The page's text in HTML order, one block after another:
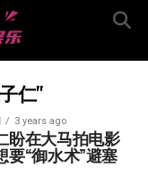
仁"
3 years ago
盼在大马拍电影
要“御水术”避塞